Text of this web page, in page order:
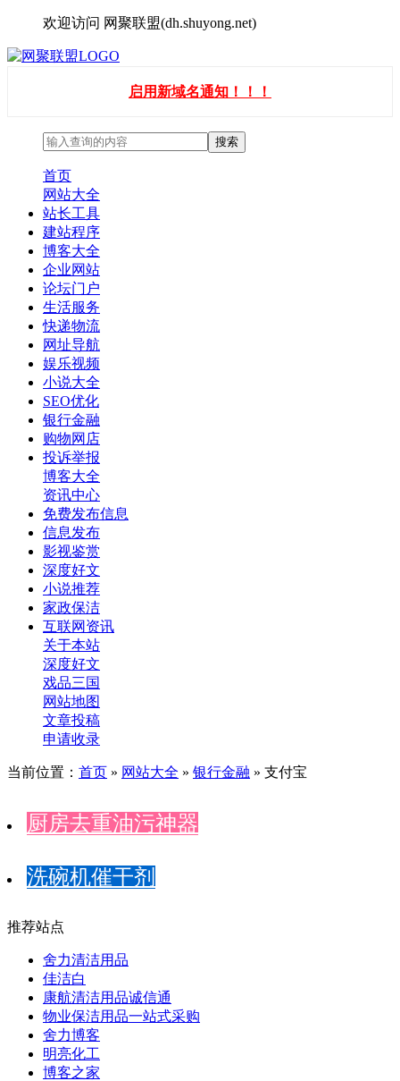
欢迎访问 网聚联盟(dh.shuyong.net)
启用新域名通知！！！
首页
网站大全
站长工具
建站程序
博客大全
企业网站
论坛门户
生活服务
快递物流
网址导航
娱乐视频
小说大全
SEO优化
银行金融
购物网店
投诉举报
博客大全
资讯中心
免费发布信息
信息发布
影视鉴赏
深度好文
小说推荐
家政保洁
互联网资讯
关于本站
深度好文
戏品三国
网站地图
文章投稿
申请收录
当前位置： 首页 » 网站大全 » 银行金融 » 支付宝
厨房去重油污神器
洗碗机催干剂
推荐站点
舍力清洁用品
佳洁白
康航清洁用品诚信通
物业保洁用品一站式采购
舍力博客
明亮化工
博客之家